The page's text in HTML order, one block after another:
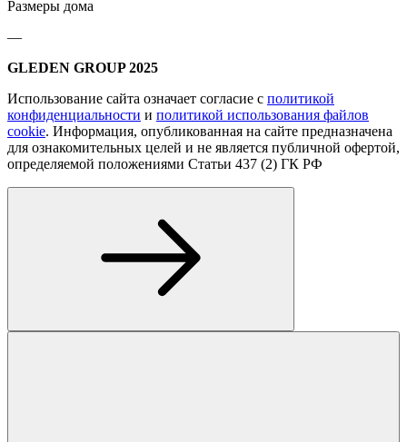
Размеры дома
—
GLEDEN GROUP 2025
Использование сайта означает согласие с политикой
конфиденциальности и политикой использования файлов
cookie. Информация, опубликованная на сайте предназначена
для ознакомительных целей и не является публичной офертой,
определяемой положениями Статьи 437 (2) ГК РФ